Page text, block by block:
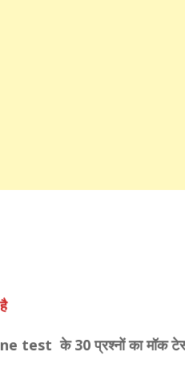
test के 30 प्रश्नों का मॉक